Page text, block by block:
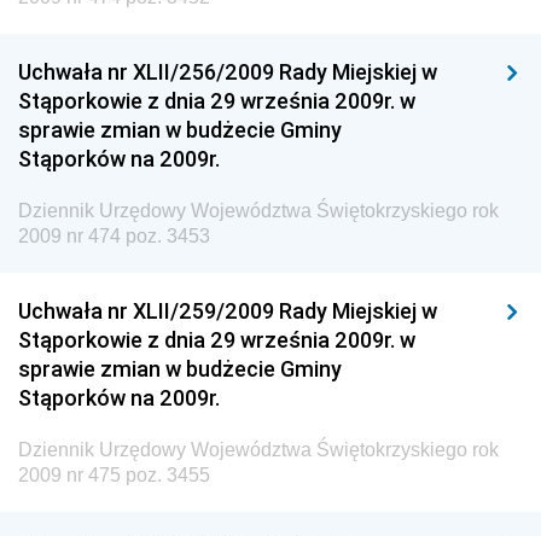
Dziennik Urzędowy Ministra Spraw Zagranicznych
Dziennik Urzędowy Centralnego Biura
Antykorupcyjnego
Wewnętrznego
Dziennik Urzędowy Urzędu Patentowego
Dziennik Urzędowy Generalnej Dyrekcji Dróg
Krajowych i Autostrad
Dziennik Urzędowy Ministra Środowiska
Dziennik Urzędowy Ministra Edukacji
Uchwała nr XLII/256/2009 Rady Miejskiej w
Stąporkowie z dnia 29 września 2009r. w
sprawie zmian w budżecie Gminy
Stąporków na 2009r.
Dziennik Urzędowy Województwa Świętokrzyskiego rok
2009 nr 474 poz. 3453
Uchwała nr XLII/259/2009 Rady Miejskiej w
Stąporkowie z dnia 29 września 2009r. w
sprawie zmian w budżecie Gminy
Stąporków na 2009r.
Dziennik Urzędowy Województwa Świętokrzyskiego rok
2009 nr 475 poz. 3455